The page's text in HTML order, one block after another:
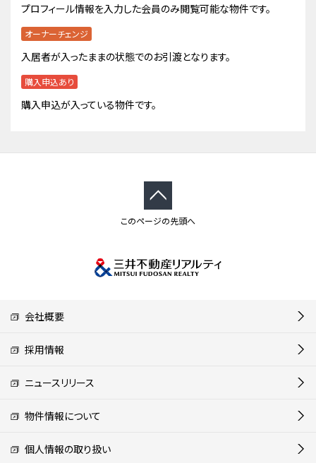
プロフィール情報を入力した会員のみ閲覧可能な物件です。
オーナーチェンジ
入居者が入ったままの状態でのお引渡となります。
購入申込あり
購入申込が入っている物件です。
このページの先頭へ
会社概要
採用情報
ニュースリリース
物件情報について
個人情報の取り扱い